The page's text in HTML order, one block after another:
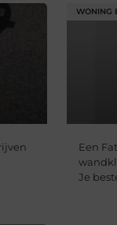
WONING
Een
Je